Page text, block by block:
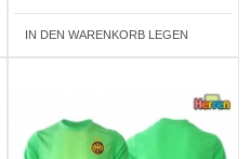
IN DEN WARENKORB LEGEN